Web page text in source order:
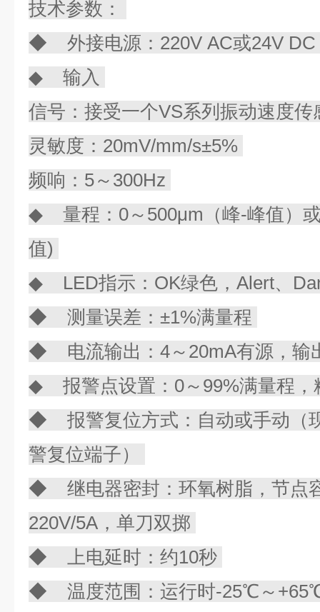
技术参数：
◆ 外接电源：220V AC或24V DC
◆ 输入
信号：接受一个VS系列振动速度
灵敏度：20mV/mm/s±5%
频响：5～300Hz
◆ 量程：0～500μm（峰-峰值）
值)
◆ LED指示：OK绿色，Alert、
◆ 测量误差：±1%满量程
◆ 电流输出：4～20mA有源，输
◆ 报警点设置：0～99%满量程，
◆ 报警复位方式：自动或手动（
警复位端子）
◆ 继电器密封：环氧树脂，节点
220V/5A，单刀双掷
◆ 上电延时：约10秒
◆ 温度范围：运行时-25℃～